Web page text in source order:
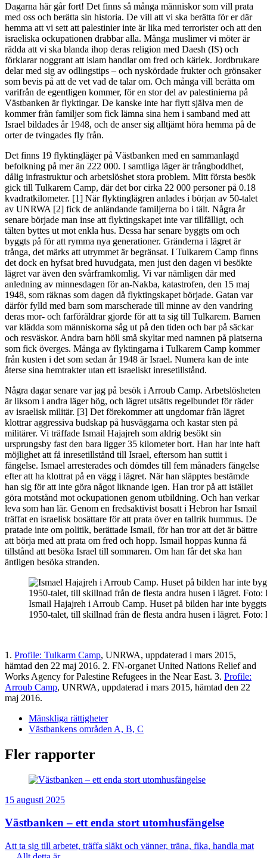
Dagarna här går fort! Det finns så många människor som vill prata
med oss och berätta sin historia. De vill att vi ska berätta för er där
hemma att vi sett att palestinier inte är lika med terrorister och att den
israeliska ockupationen drabbar alla. Många muslimer vi möter är
rädda att vi ska blanda ihop deras religion med Daesh (IS) och
förklarar noggrant att islam handlar om fred och kärlek. Jordbrukare
delar med sig av odlingstips – och nyskördade frukter och grönsaker
som bevis på att de vet vad de talar om. Och många vill berätta om
varifrån de egentligen kommer, för en stor del av palestinierna på
Västbanken är flyktingar. De kanske inte har flytt själva men de
kommer från familjer som fick lämna sina hem i samband med att
Israel bildades år 1948, och de anser sig alltjämt höra hemma på de
orter de tvingades fly från.
Det finns 19 flyktingläger på Västbanken med en sammanlagd
befolkning på mer än 222 000. I samtliga läger är trångboddhet,
dålig infrastruktur och arbetslöshet stora problem. Mitt första besök
gick till Tulkarem Camp, där det bor cirka 22 000 personer på 0.18
kvadratkilometer. [1] När flyktinglägren anlades i början av 50-talet
av UNRWA [2] fick de anländande familjerna bo i tält. Några år
senare började man inse att flyktingskapet inte var tillfälligt, och
tälten byttes ut mot enkla hus. Dessa har senare byggts om och
byggts på för att rymma nya generationer. Gränderna i lägret är
trånga, det märks att utrymmet är begränsat. I Tulkarem Camp finns
det dock en hyfsat bred huvudgata, men just den dagen vi besökte
lägret var även den svårframkomlig. Vi var nämligen där med
anledning av minnesdagen för an-Nakba, katastrofen, den 15 maj
1948, som räknas som dagen då flyktingskapet började. Gatan var
därför fylld med barn som marscherade till minne av den vandring
deras mor- och farföräldrar gjorde för att ta sig till Tulkarem. Barnen
var klädda som människorna såg ut på den tiden och bar på säckar
och resväskor. Andra barn höll små skyltar med namnen på platserna
som fick överges. Många av flyktingarna i Tulkarem Camp kommer
från kusten i det som sedan år 1948 är Israel. Numera kan de inte
återse sina hemtrakter utan ett israeliskt inresetillstånd.
Några dagar senare var jag på besök i Arroub Camp. Arbetslösheten
är liksom i andra läger hög, och lägret utsätts regelbundet för räder
av israelisk militär. [3] Det förekommer att ungdomar från lägret
klottrar aggressiva budskap på husväggarna och kastar sten på
militärer. Vi träffade Ismail Hajajreh som aldrig besökt sin
ursprungsby fast den bara ligger 35 kilometer bort. Han har inte haft
möjlighet att få inresetillstånd till Israel, eftersom han suttit i
fängelse. Ismael arresterades och dömdes till fem månaders fängelse
efter att ha klottrat på en vägg i lägret. När han släpptes bestämde
han sig för att inte göra något liknande igen. Han tror på att istället
göra motstånd mot ockupationen genom utbildning. Och han verkar
leva som han lär. Genom en fredsaktivist bosatt i Hebron har Ismail
träffat en israelisk bosättare för att prata över en tallrik hummus. De
pratade inte om politik, berättade Ismail, för han tror att det är bättre
att börja med att prata om fred och hopp. Ismail hoppas kunna få
tillstånd att besöka Israel till sommaren. Om han får det ska han
äntligen besöka stranden.
Ismail Hajajreh i Arroub Camp. Huset på bilden har inte
1950-talet, till skillnad från de flesta andra husen i lägret. Foto:
1. Profile: Tulkarm Camp, UNRWA, uppdaterad i mars 2015,
hämtad den 22 maj 2016. 2. FN-organet United Nations Relief and
Works Agency for Palestine Refugees in the Near East. 3. Profile:
Arroub Camp, UNRWA, uppdaterad i mars 2015, hämtad den 22
maj 2016.
Mänskliga rättigheter
Västbankens områden A, B, C
Fler rapporter
15 augusti 2025
Västbanken – ett enda stort utomhusfängelse
Att ta sig till arbetet, träffa släkt och vänner, träna, fika, handla mat